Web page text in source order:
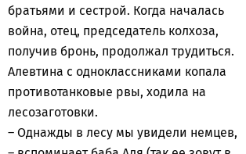
братьями и сестрой. Когда началась
война, отец, председатель колхоза,
получив бронь, продолжал трудиться.
Алевтина с одноклассниками копала
противотанковые рвы, ходила на
лесозаготовки.
– Однажды в лесу мы увидели немцев,